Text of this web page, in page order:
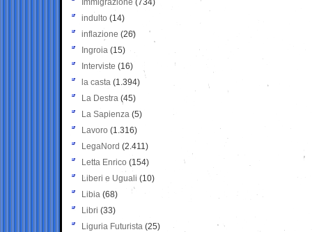
Immigrazione (734)
indulto (14)
inflazione (26)
Ingroia (15)
Interviste (16)
la casta (1.394)
La Destra (45)
La Sapienza (5)
Lavoro (1.316)
LegaNord (2.411)
Letta Enrico (154)
Liberi e Uguali (10)
Libia (68)
Libri (33)
Liguria Futurista (25)